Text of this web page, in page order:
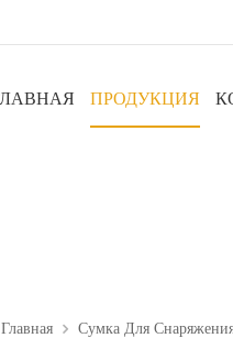
ПРОДУКЦИЯ
Главная Сумка Для